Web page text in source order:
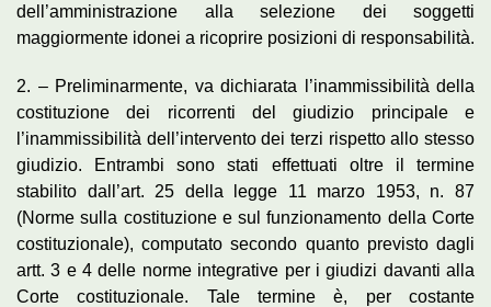
dell’amministrazione alla selezione dei soggetti
maggiormente idonei a ricoprire posizioni di responsabilità.
2. – Preliminarmente, va dichiarata l’inammissibilità della
costituzione dei ricorrenti del giudizio principale e
l’inammissibilità dell’intervento dei terzi rispetto allo stesso
giudizio. Entrambi sono stati effettuati oltre il termine
stabilito dall’art. 25 della legge 11 marzo 1953, n. 87
(Norme sulla costituzione e sul funzionamento della Corte
costituzionale), computato secondo quanto previsto dagli
artt. 3 e 4 delle norme integrative per i giudizi davanti alla
Corte costituzionale. Tale termine è, per costante